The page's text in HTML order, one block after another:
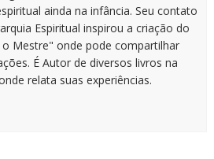
ainda na infância. Seu contato
Espiritual inspirou a criação do
Mestre" onde pode compartilhar
É Autor de diversos livros na
relata suas experiências.